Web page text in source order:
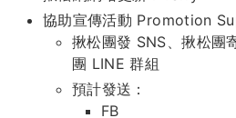
協助宣傳活動 Promotion
揪松團發 SNS、揪松團
團 LINE 群組
預計發送：
FB